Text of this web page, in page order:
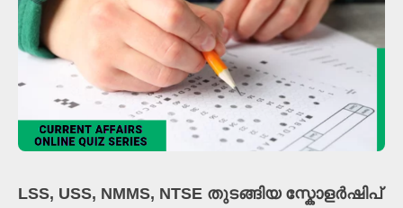
LSS, USS, NMMS, NTSE തുടങ്ങിയ സ്കോളർഷിപ്